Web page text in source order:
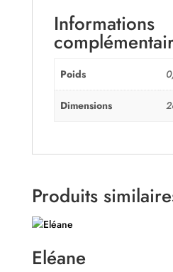
Informations
Poids
Dimensions
Produits
Eléane